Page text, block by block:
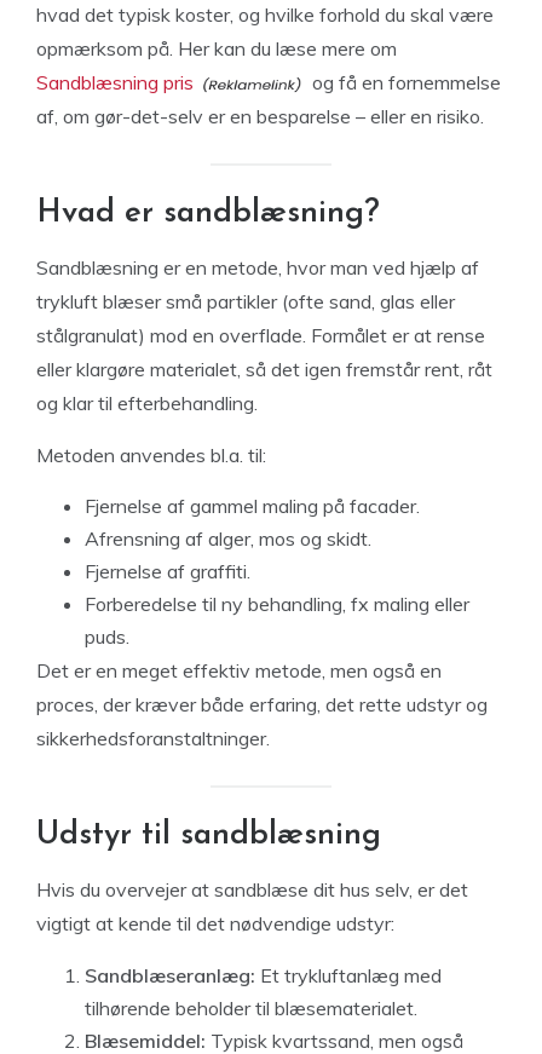
hvad det typisk koster, og hvilke forhold du skal være
opmærksom på. Her kan du læse mere om
Sandblæsning pris
og få en fornemmelse
af, om gør-det-selv er en besparelse – eller en risiko.
Hvad er sandblæsning?
Sandblæsning er en metode, hvor man ved hjælp af
trykluft blæser små partikler (ofte sand, glas eller
stålgranulat) mod en overflade. Formålet er at rense
eller klargøre materialet, så det igen fremstår rent, råt
og klar til efterbehandling.
Metoden anvendes bl.a. til:
Fjernelse af gammel maling på facader.
Afrensning af alger, mos og skidt.
Fjernelse af graffiti.
Forberedelse til ny behandling, fx maling eller
puds.
Det er en meget effektiv metode, men også en
proces, der kræver både erfaring, det rette udstyr og
sikkerhedsforanstaltninger.
Udstyr til sandblæsning
Hvis du overvejer at sandblæse dit hus selv, er det
vigtigt at kende til det nødvendige udstyr:
Sandblæseranlæg: Et trykluftanlæg med
tilhørende beholder til blæsematerialet.
Blæsemiddel: Typisk kvartssand, men også